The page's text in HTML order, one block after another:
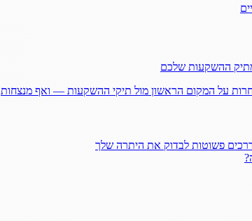
ההשקעות שלכם
על המקום הראשון מול תיקי ההשקעות — ואף מנצחות